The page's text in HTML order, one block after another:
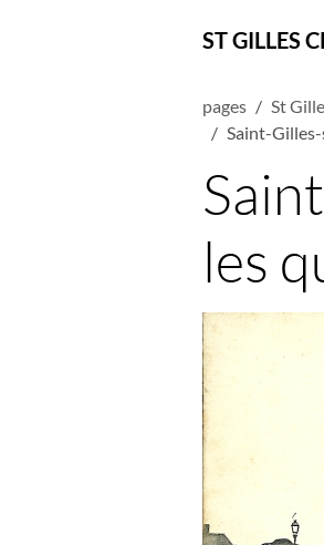
ST GILLES
pages St
Saint-
les